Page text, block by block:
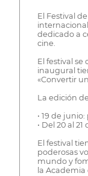
El Festival
dedicado a
cine.
El festival se
inaugural
«Convertir
La edición
• 19 de
• Del 20 al
El festival
poderosas
mundo y
la Academia